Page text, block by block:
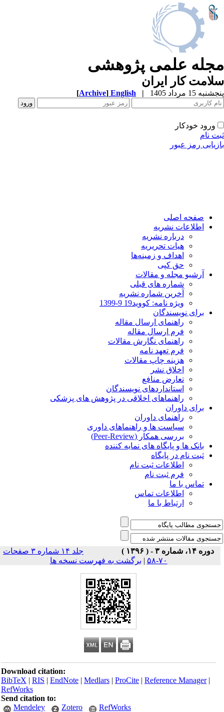
علمی پژوهشی
کار ایران
15 مرداد 1405 |
English
[Archive]
ورود خودکار
نام
رمز عبور
صفحه اصلی
اطلاعات نشریه
درباره نشریه
هیات تحریریه
اهداف و زمینه‌ها
حق کپی
آرشیو مجله و مقالات
شماره های قبلی
آخرین شماره نشریه
ویژه نامه: کووید19 9-1399
برای نویسندگان
راهنمای ارسال مقاله
فرم ارسال مقاله
راهنمای نگارش مقالات
فرم تعهد نامه
هزینه چاپ مقالات
اخلاق نشر
تعارض منافع
استانداردهای نویسندگان
راهنماهای اخلاقی در پژوهش های پزشکی
برای داوران
راهنمای داوران
سیاست ها و راهنماهای داوری
بررسی همکار (Peer-Review)
بانک ها و پایگاه های نمایه کننده
ثبت نام در پایگاه
اطلاعات ثبت نام
فرم ثبت نام
تماس با ما
اطلاعات تماس
ارتباط با ما
دوره ۱۴، شماره ۳ - ( ۱۳۹۶ )
جلد ۱۴ شماره ۳ صفحات
۷۰-۵۸
|برگشت به فهرست نسخه ها
Download citation:
BibTeX|RIS|EndNote|Medlars|ProCite|Reference Manager
RefWorks
Send citation to:
Mendeley
Zotero RefWorks